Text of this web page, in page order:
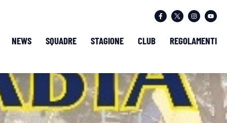
NEWS SQUADRE STAGIONE CLUB REGOLAMENTI